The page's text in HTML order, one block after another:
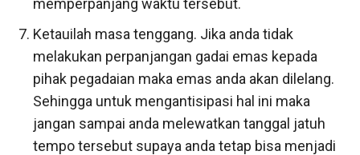
Ketauilah masa tenggang. Jika anda tidak
melakukan perpanjangan gadai emas kepada
pihak pegadaian maka emas anda akan dilelang.
Sehingga untuk mengantisipasi hal ini maka
jangan sampai anda melewatkan tanggal jatuh
tempo tersebut supaya anda tetap bisa menjadi